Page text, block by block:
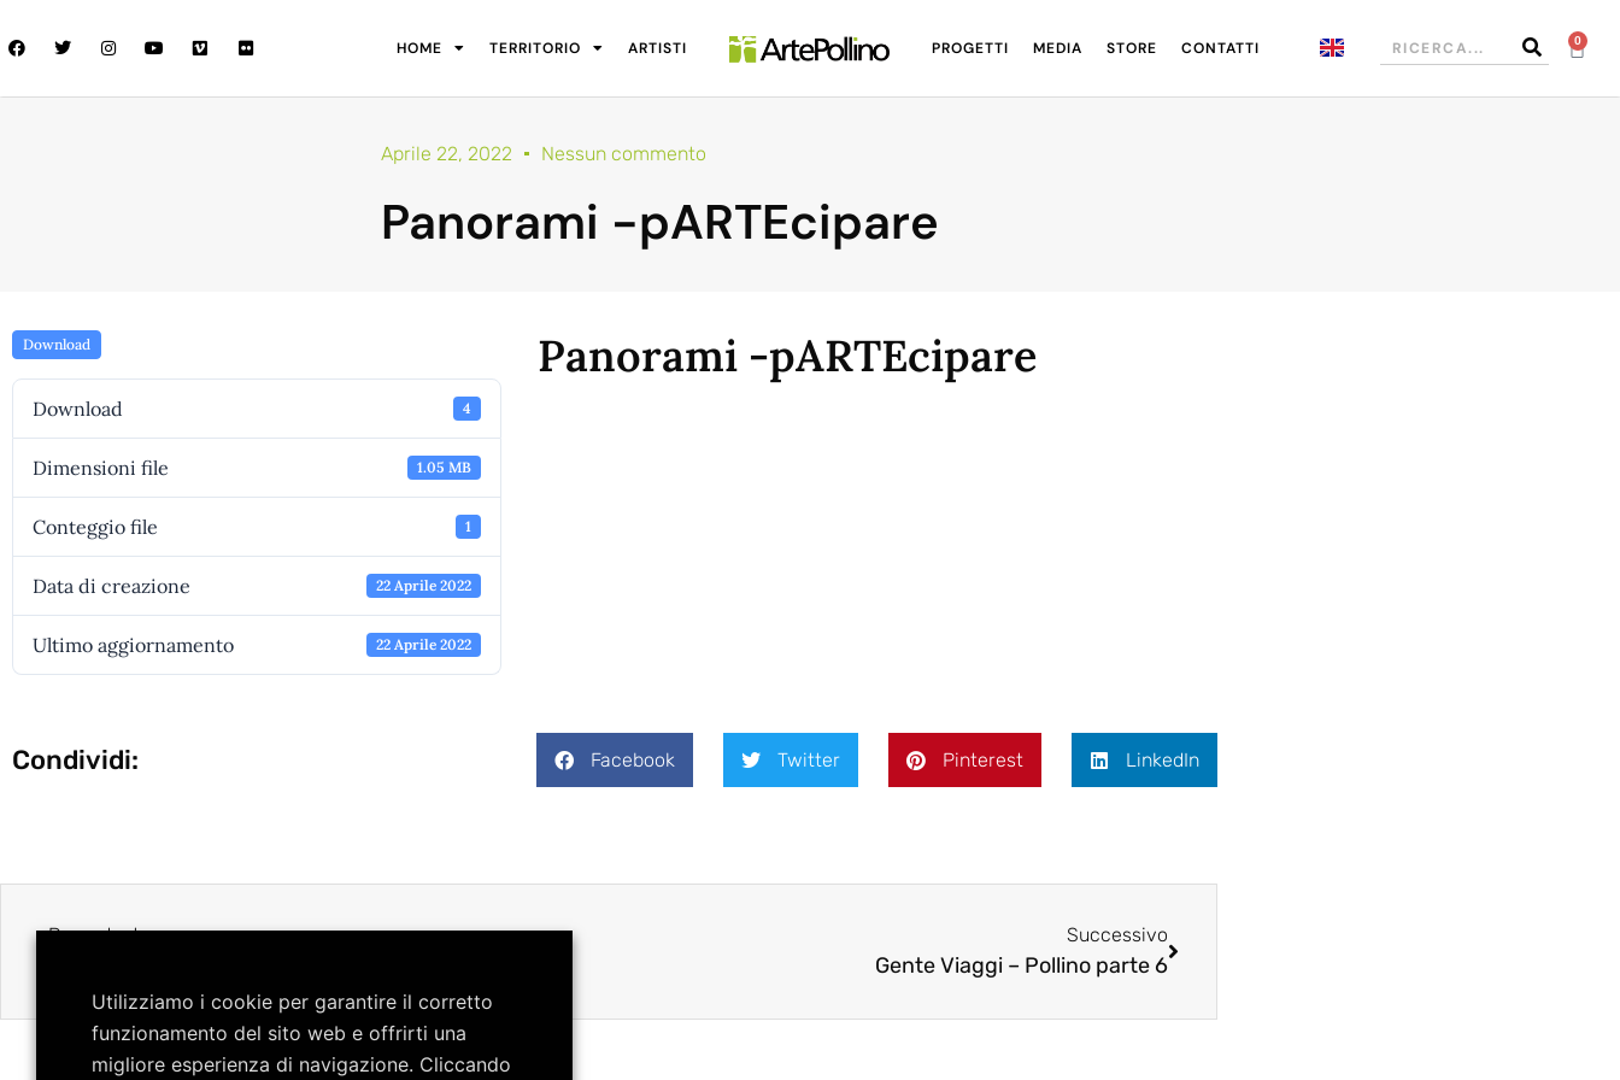
HOME TERRITORIO ARTISTI PROGETTI MEDIA STORE CONTATTI 0
Aprile 22, 2022 Nessun commento
Panorami -pARTEcipare
Download
Download 4
Dimensioni file 1.05 MB
Conteggio file 1
Data di creazione 22 Aprile 2022
Ultimo aggiornamento 22 Aprile 2022
Panorami -pARTEcipare
Condividi: Facebook Twitter Pinterest LinkedIn
Precedente Successivo
Gente Viaggi – Pollino parte 6
Utilizziamo i cookie per garantire il corretto
funzionamento del sito web e offrirti una
migliore esperienza di navigazione. Cliccando